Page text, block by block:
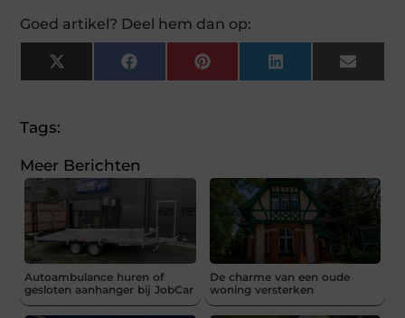
Goed artikel? Deel hem dan op:
X
(Twitter)
FacebookPinterestLinkedInEmail
Tags:
Meer Berichten
Autoambulance huren of
gesloten aanhanger bij JobCar
De charme van een oude
woning versterken